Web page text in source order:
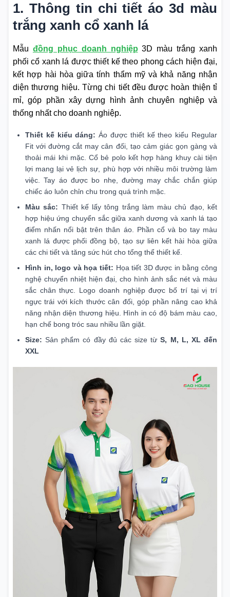
1. Thông tin chi tiết áo 3d màu
trắng xanh cổ xanh lá
Mẫu đồng phục doanh nghiệp 3D màu trắng xanh
phối cổ xanh lá được thiết kế theo phong cách hiện đại,
kết hợp hài hòa giữa tính thẩm mỹ và khả năng nhận
diện thương hiệu. Từng chi tiết đều được hoàn thiện tỉ
mỉ, góp phần xây dựng hình ảnh chuyên nghiệp và
thống nhất cho doanh nghiệp.
Thiết kế kiểu dáng: Áo được thiết kế theo kiểu Regular
Fit với đường cắt may cân đối, tạo cảm giác gọn gàng và
thoải mái khi mặc. Cổ bẻ polo kết hợp hàng khuy cài tiện
lợi mang lại vẻ lịch sự, phù hợp với nhiều môi trường làm
việc. Tay áo được bo nhẹ, đường may chắc chắn giúp
chiếc áo luôn chỉn chu trong quá trình mặc.
Màu sắc: Thiết kế lấy tông trắng làm màu chủ đạo, kết
hợp hiệu ứng chuyển sắc giữa xanh dương và xanh lá tạo
điểm nhấn nổi bật trên thân áo. Phần cổ và bo tay màu
xanh lá được phối đồng bộ, tạo sự liên kết hài hòa giữa
các chi tiết và tăng sức hút cho tổng thể thiết kế.
Hình in, logo và họa tiết: Họa tiết 3D được in bằng công
nghệ chuyển nhiệt hiện đại, cho hình ảnh sắc nét và màu
sắc chân thực. Logo doanh nghiệp được bố trí tại vị trí
ngực trái với kích thước cân đối, góp phần nâng cao khả
năng nhận diện thương hiệu. Hình in có độ bám màu cao,
hạn chế bong tróc sau nhiều lần giặt.
Size:Sản phẩm có đầy đủ các size từS, M, L, XL đến
XXL